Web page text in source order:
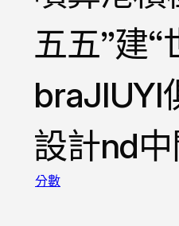
五五”建“
braJIUYI
設計nd中
分數